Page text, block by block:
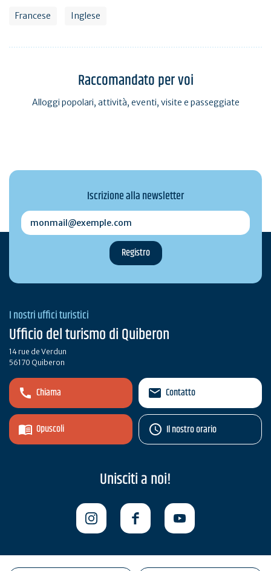
Francese Inglese
Raccomandato per voi
Alloggi popolari, attività, eventi, visite e passeggiate
Iscrizione alla newsletter
monmail@exemple.com
I nostri uffici turistici
Ufficio del turismo di Quiberon
14 rue de Verdun
56170 Quiberon
Chiama
Opuscoli
Contatto
Il nostro orario
Unisciti a noi!